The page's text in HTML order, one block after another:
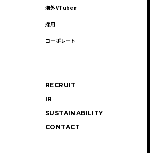
海外VTuber
採用
コーポレート
RECRUIT
IR
SUSTAINABILITY
CONTACT